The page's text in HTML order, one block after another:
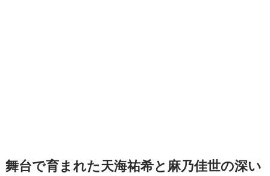
舞台で育まれた天海祐希と麻乃佳世の深い